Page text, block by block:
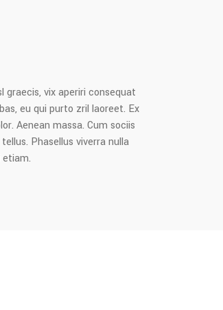
graecis, vix aperiri consequat
eu qui purto zril laoreet. Ex
Aenean massa. Cum sociis
Phasellus viverra nulla